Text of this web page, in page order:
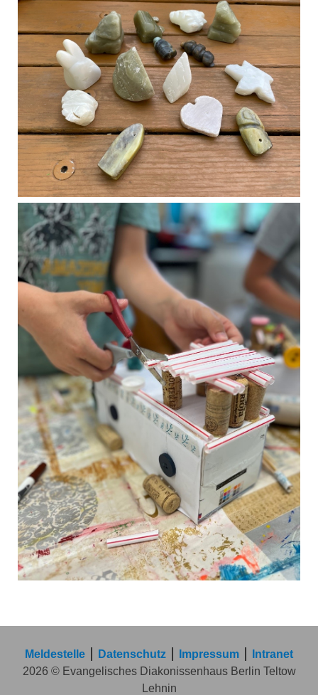
Meldestelle Datenschutz Impressum
Intranet
2026 © Evangelisches Diakonissenhaus Berlin Teltow
Lehnin